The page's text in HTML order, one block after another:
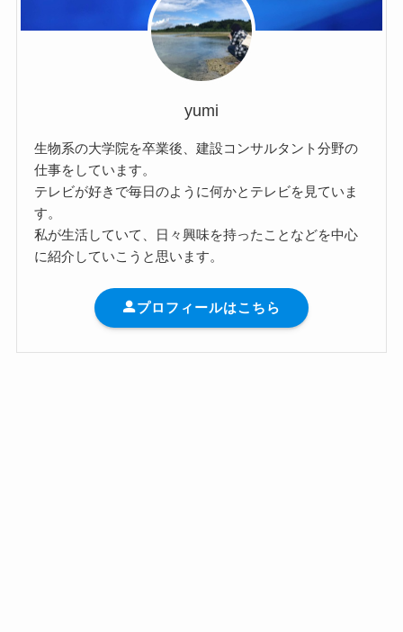
yumi
生物系の大学院を卒業後、建設コンサルタント分野の
仕事をしています。
テレビが好きで毎日のように何かとテレビを見ていま
す。
私が生活していて、日々興味を持ったことなどを中心
に紹介していこうと思います。
プロフィールはこちら